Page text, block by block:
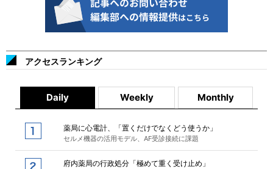
アクセスランキング
Daily Weekly Monthly
薬局に心電計、「置くだけでなくどう使うか」
セルメ機器の活用モデル、AF受診接続に課題
府内薬局の行政処分「極めて重く受け止め」